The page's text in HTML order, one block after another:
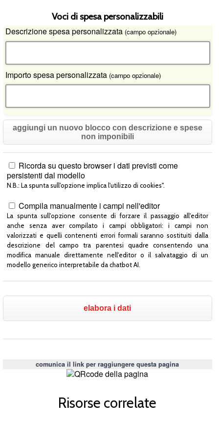
Voci di spesa personalizzabili
Descrizione spesa personalizzata (campo opzionale)
Importo spesa personalizzata (campo opzionale)
aggiungi un nuovo blocco con descrizione e spese
non imponibili
Ricorda su questo browser i dati previsti come
persistenti dal modello
N.B.: La spunta sull'opzione implica l'utilizzo di cookies".
Compila manualmente i campi nell'editor
La spunta sull'opzione consente di forzare il passaggio all'editor
anche senza aver compilato i campi obbligatori: i campi non
valorizzati e quelli contenenti errori formali saranno sostituiti dalla
descrizione del campo tra parentesi quadre consentendo una
modifica manuale direttamente nell'editor o il salvataggio di un
modello generico interpretabile da chatbot AI.
comunica il link per raggiungere questa pagina
Risorse correlate